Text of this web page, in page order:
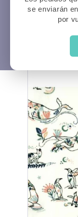
se enviarán
por